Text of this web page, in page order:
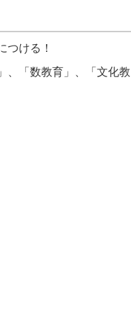
つける！
、「数教育」、「文化教